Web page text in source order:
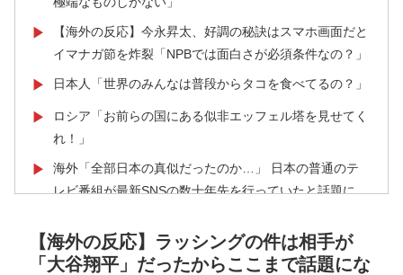
▶
【海外の反応】今永昇太、好調の秘訣はスマホ画面だと
イマナガ節を炸裂「NPBでは面白さが必須条件なの？」
▶ 日本人「世界のみんなは普段からタコを食べてるの？」
▶
ロシア「お前らの国にある似非エッフェル塔を見せてく
れ！」
▶
海外「全部日本の真似だったのか…」 日本の普通のテ
レビ番組が最新SNSの数十年先を行っていたと話題に
バペ、今季無冠でも初受賞か!?海外ファンが考える本命
とは!?【海外の反応】
【海外の反応】ラッシングの件は相手が
「大谷翔平」だったからここまで話題にな